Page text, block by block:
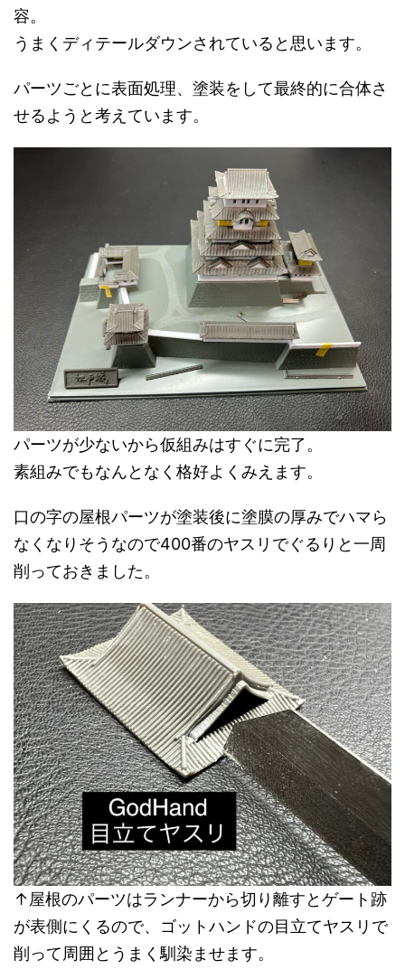
容。
うまくディテールダウンされていると思います。
パーツごとに表面処理、塗装をして最終的に合体さ
せるようと考えています。
パーツが少ないから仮組みはすぐに完了。
素組みでもなんとなく格好よくみえます。
口の字の屋根パーツが塗装後に塗膜の厚みでハマら
なくなりそうなので400番のヤスリでぐるりと一周
削っておきました。
↑屋根のパーツはランナーから切り離すとゲート跡
が表側にくるので、ゴットハンドの目立てヤスリで
削って周囲とうまく馴染ませます。